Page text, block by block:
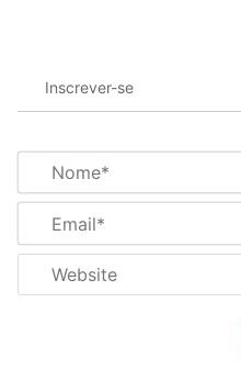
Inscrever-se